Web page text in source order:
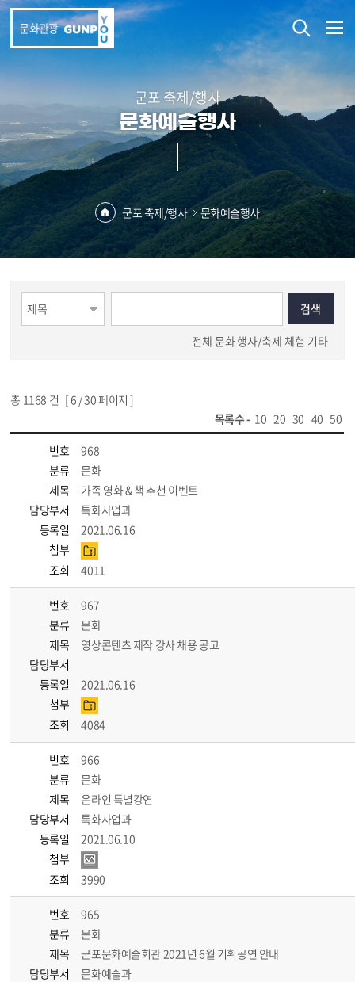
본문 바로가기
문화관광
군포 축제/행사
문화예술행사
군포 축제/행사 문화예술행사
전체 문화행사/축제 체험 기타
총 1168 건 [6 / 30 페이지 ]
목록수 - 10 20 30 40 50
번호
968
분류
문화
제목
가족 영화 & 책 추천 이벤트
담당부서
특화사업과
등록일
2021.06.16
첨부
조회
4011
번호
967
분류
문화
제목
영상콘텐츠 제작 강사 채용 공고
담당부서
등록일
2021.06.16
첨부
조회
4084
번호
966
분류
문화
제목
온라인 특별강연
담당부서
특화사업과
등록일
2021.06.10
첨부
조회
3990
번호
965
분류
문화
제목
군포문화예술회관 2021년 6월 기획공연 안내
담당부서
문화예술과